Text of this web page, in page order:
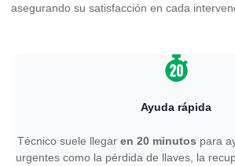
asegurando su satisfacción en cada
Ayuda rápida
Técnico suele llegar en 20 minutos para
urgentes como la pérdida de llaves, la